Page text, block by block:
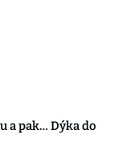
a pak… Dýka do